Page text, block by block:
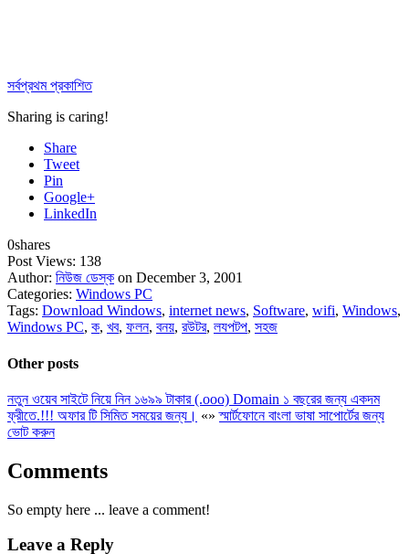
সর্বপ্রথম প্রকাশিত
Sharing is caring!
Share
Tweet
Pin
Google+
LinkedIn
0shares
Post Views: 138
Author: নিউজ ডেস্ক on December 3, 2001
Categories: Windows PC
Tags: Download Windows, internet news, Software, wifi, Windows,
Windows PC, ক, খব, ফলন, বনয়, রউটর, লযপটপ, সহজ
Other posts
নতুন ওয়েব সাইটে নিয়ে নিন ১৬৯৯ টাকার (.ooo) Domain ১ বছরের জন্য একদম
ফ্রীতে.!!! অফার টি সিমিত সময়ের জন্য। «»স্মার্টফোনে বাংলা ভাষা সাপোর্টের জন্য
ভোট করুন
Comments
So empty here ... leave a comment!
Leave a Reply